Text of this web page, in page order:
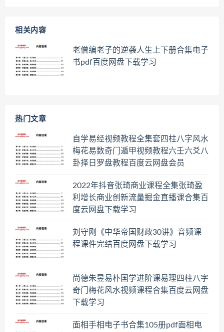
相关内容
老僧编老子的逆袭人生上下册合集电子
书pdf百度网盘下载学习
热门文章
自学易经视频教程全集套四柱八字风水
梅花易数奇门遁甲视频教程六壬六爻八
卦择日罗盘教程百度云网盘会员
2022年抖音张琦商业课程全集张琦盈
利增长商业创新流量掘金直播课合集百
度云网盘下载学习
刘守刚《中华帝国财政30讲》音频课
程课件完结百度网盘下载学习
尚德朱昱易朴国学进阶课易理四柱八字
奇门梅花风水视频课程合集百度云网盘
下载学习
面相手相电子书合集105册pdf面相电